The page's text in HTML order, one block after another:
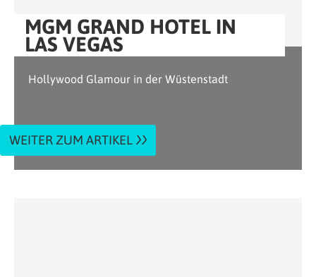
MGM GRAND HOTEL IN
LAS VEGAS
Hollywood Glamour in der Wüstenstadt
WEITER ZUM ARTIKEL